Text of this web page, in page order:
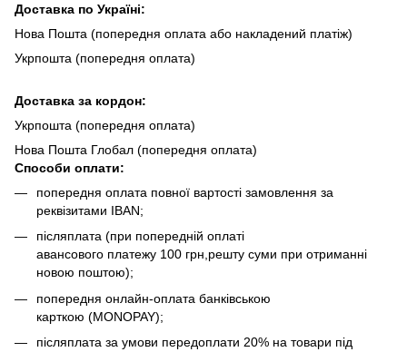
Доставка по Україні:
Нова Пошта (попередня оплата або накладений платіж)
Укрпошта (попередня оплата)
Доставка за кордон:
Укрпошта (попередня оплата)
Нова Пошта Глобал (попередня оплата)
Способи оплати:
попередня оплата повної вартості замовлення за
реквізитами IBAN;
післяплата (при попередній оплаті
авансового платежу 100 грн,решту суми при отриманні
новою поштою);
попередня онлайн-оплата банківською
карткою (MONOPAY);
післяплата за умови передоплати 20% на товари під